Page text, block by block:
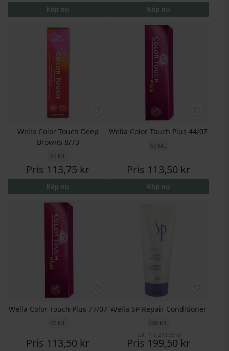
Köp nu Köp nu
Wella Color Touch Deep
Browns 8/73
60 ML
Pris 113,75 kr
Köp nu
Wella Color Touch Plus 44/07
60 ML
Pris 113,50 kr
Köp nu
Wella Color Touch Plus 77/07
60 ML
Pris 113,50 kr
Wella SP Repair Conditioner
200 ML
Rek. Pris 270,95 kr
Pris 199,50 kr